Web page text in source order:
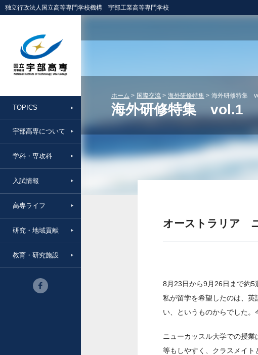
独立行政法人国立高等専門学校機構 宇部工業高等専門学校
TOPICS
宇部高専について
学科・専攻科
入試情報
高専ライフ
研究・地域貢献
教育・研究施設
ホーム 国際交流 海外研修特集 海外研修特集
海外研修特集 vol.1
オーストラリア
8月23日から9月26日まで約5
私が留学を希望したのは、
い、というものからでした。
ニューカッスル大学での授
等もしやすく、クラスメイト